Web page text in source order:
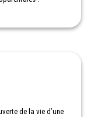
de la vie d’une